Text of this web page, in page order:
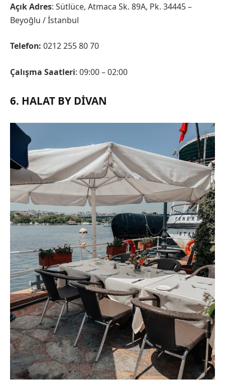
Açık Adres: Sütlüce, Atmaca Sk. 89A, Pk. 34445 –
Beyoğlu / İstanbul
Telefon: 0212 255 80 70
Çalışma Saatleri: 09:00 – 02:00
6. HALAT BY DIVAN